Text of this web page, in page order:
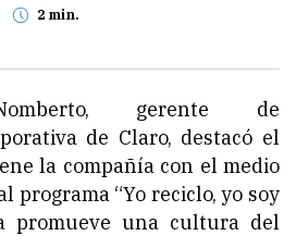
2 min.
gerente de
de Claro, destacó el
la compañía con el medio
programa “Yo reciclo, yo soy
promueve una cultura del